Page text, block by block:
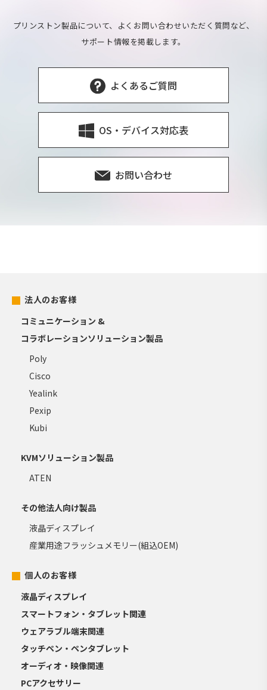
プリンストン製品について、よくお問い合わせいただく質問など、
サポート情報を掲載します。
よくあるご質問
OS・デバイス対応表
お問い合わせ
法人のお客様
コミュニケーション &
コラボレーションソリューション製品
Poly
Cisco
Yealink
Pexip
Kubi
KVMソリューション製品
ATEN
その他法人向け製品
液晶ディスプレイ
産業用途フラッシュメモリー(組込OEM)
個人のお客様
液晶ディスプレイ
スマートフォン・タブレット関連
ウェアラブル端末関連
タッチペン・ペンタブレット
オーディオ・映像関連
PCアクセサリー